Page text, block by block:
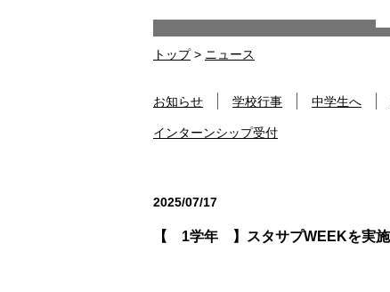
トップ> ニュース
お知らせ 学校行事 中学生へ
インターンシップ受付
2025/07/17
【 1学年 】スタサプWEEKを実施